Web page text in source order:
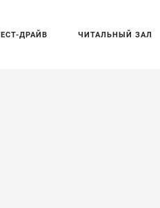
ДРАЙВ ЧИТАЛЬНЫЙ ЗАЛ